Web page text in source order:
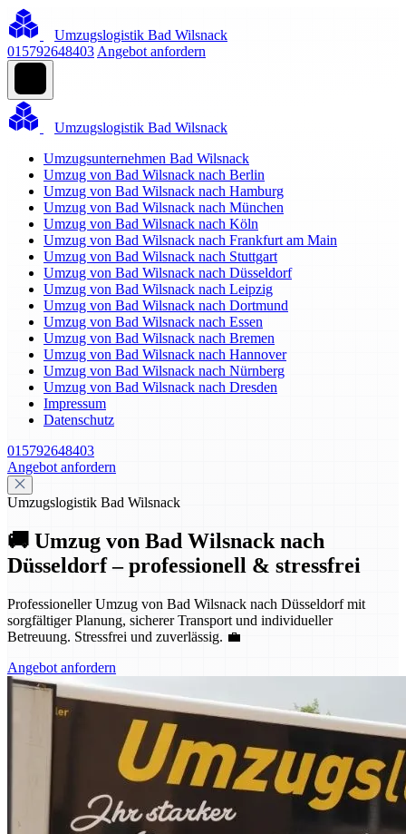
Umzugslogistik Bad Wilsnack
015792648403 Angebot anfordern
Umzugslogistik Bad Wilsnack
Umzugsunternehmen Bad Wilsnack
Umzug von Bad Wilsnack nach Berlin
Umzug von Bad Wilsnack nach Hamburg
Umzug von Bad Wilsnack nach München
Umzug von Bad Wilsnack nach Köln
Umzug von Bad Wilsnack nach Frankfurt am Main
Umzug von Bad Wilsnack nach Stuttgart
Umzug von Bad Wilsnack nach Düsseldorf
Umzug von Bad Wilsnack nach Leipzig
Umzug von Bad Wilsnack nach Dortmund
Umzug von Bad Wilsnack nach Essen
Umzug von Bad Wilsnack nach Bremen
Umzug von Bad Wilsnack nach Hannover
Umzug von Bad Wilsnack nach Nürnberg
Umzug von Bad Wilsnack nach Dresden
Impressum
Datenschutz
015792648403
Angebot anfordern
Umzugslogistik Bad Wilsnack
🚚 Umzug von Bad Wilsnack nach
Düsseldorf – professionell & stressfrei
Professioneller Umzug von Bad Wilsnack nach Düsseldorf mit
sorgfältiger Planung, sicherer Transport und individueller
Betreuung. Stressfrei und zuverlässig. 💼
Angebot anfordern